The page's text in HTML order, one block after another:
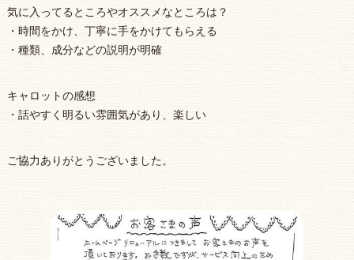
気に入ってるところやオススメなところは？
・時間をかけ、丁寧に手をかけてもらえる
・種類、成分などの説明が明確
キャロットの感想
・話やすく明るい雰囲気があり、楽しい
ご協力ありがとうございました。